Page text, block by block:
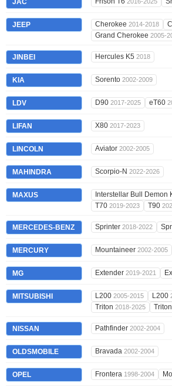
JAC
JEEP Cherokee 2014-2018
Grand Cherokee 2005-
JINBEI Hercules K5 2018
KIA Sorento 2002-2009
LDV D90 2017-2025 eT60
LIFAN X80 2017-2023
LINCOLN Aviator 2002-2005
MAHINDRA Scorpio-N 2022-2026
MAXUS Interstellar Bull Demon
T70 2019-2023 T90
MERCEDES-BENZ Sprinter 2018-2022
MERCURY Mountaineer 2002-2005
MG Extender 2019-2021
MITSUBISHI L200 2005-2015 L200
Triton 2018-2025 Triton
NISSAN Pathfinder 2002-2004
OLDSMOBILE Bravada 2002-2004
OPEL Frontera 1998-2004